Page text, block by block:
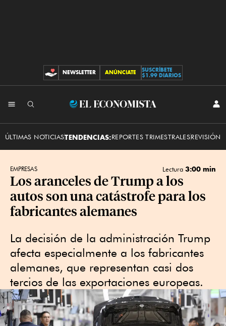
CONTRIBUCIONES
NEWSLETTER ANÚNCIATE
SUSCRÍBETE
$1.99 DIARIOS
El
ÚLTIMAS NOTICIASTENDENCIAS:REPORTES TRIMESTRALESREVISIÓN
EMPRESAS Lectura 3:00 min
Los aranceles de Trump a los
autos son una catástrofe para los
fabricantes alemanes
La decisión de la administración Trump
afecta especialmente a los fabricantes
alemanes, que representan casi dos
tercios de las exportaciones europeas.